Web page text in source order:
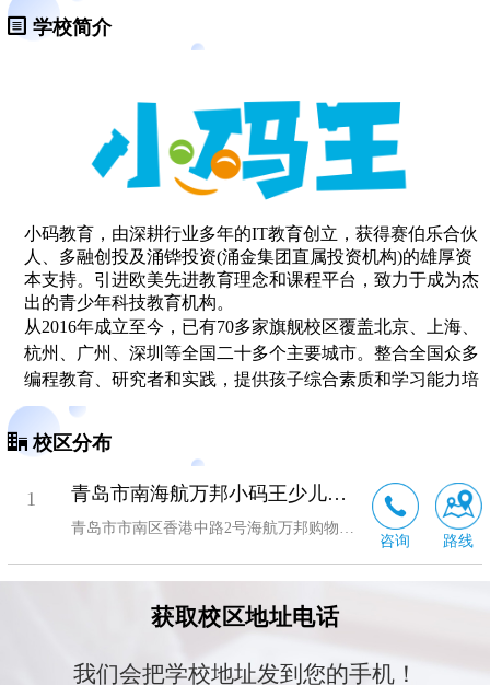
学校简介
小码教育，由深耕行业多年的IT教育创立，获得赛伯乐合伙
人、多融创投及涌铧投资(涌金集团直属投资机构)的雄厚资
本支持。引进欧美先进教育理念和课程平台，致力于成为杰
出的青少年科技教育机构。
从2016年成立至今，已有70多家旗舰校区覆盖北京、上海、
杭州、广州、深圳等全国二十多个主要城市。整合全国众多
编程教育、研究者和实践，提供孩子综合素质和学习能力培
养的解决方案，让中国少年掌握人工智能时代必备编程技
能，成就不一样的未来。
小码王立足于线下，专注
工智能时代必备编程技能，成就不一样的未来。
小码王校园针对中小学信息课打造编程教学云平台，致力于
造力赋予教，师更大的教学空间，为学生打造立体的编程世
界。小码王校园的愿景是让编程走进千万校园，让中国少年
我们深信：国家的希望在未来，未来的希望在孩子。而要使
校区分布
1 青岛市南海航万邦小码王少儿编程培训机构
咨询
路线